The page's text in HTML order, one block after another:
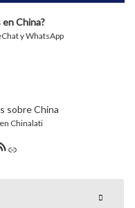
China?
y WhatsApp
sobre China
Chinalati